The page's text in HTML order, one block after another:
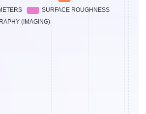
世杰, 童小华, 李津宁, 闫泽一, 文世纪, 谢欢,
and 王芳.Refined lunar global chemistry